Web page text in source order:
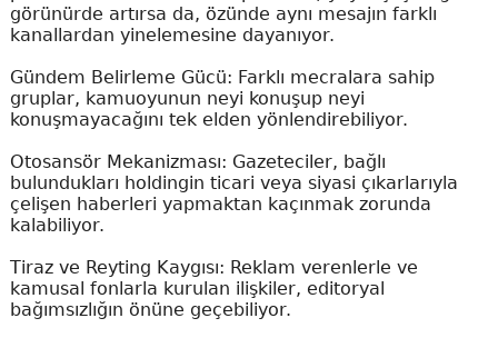
görünürde artırsa da, özünde aynı mesajın farklı
kanallardan yinelemesine dayanıyor.
Gündem Belirleme Gücü: Farklı mecralara sahip
gruplar, kamuoyunun neyi konuşup neyi
konuşmayacağını tek elden yönlendirebiliyor.
Otosansör Mekanizması: Gazeteciler, bağlı
bulundukları holdingin ticari veya siyasi çıkarlarıyla
çelişen haberleri yapmaktan kaçınmak zorunda
kalabiliyor.
Tiraz ve Reyting Kaygısı: Reklam verenlerle ve
kamusal fonlarla kurulan ilişkiler, editoryal
bağımsızlığın önüne geçebiliyor.